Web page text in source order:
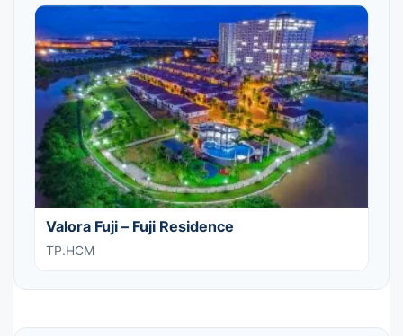
Valora Fuji – Fuji Residence
TP.HCM